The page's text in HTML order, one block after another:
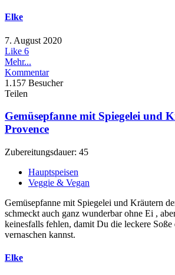
Elke
7. August 2020
Like 6
Mehr...
Kommentar
1.157 Besucher
Teilen
Gemüsepfanne mit Spiegelei und
Provence
Zubereitungsdauer: 45
Hauptspeisen
Veggie & Vegan
Gemüsepfanne mit Spiegelei und Kräutern
schmeckt auch ganz wunderbar ohne Ei ,
keinesfalls fehlen, damit Du die leckere Soße
vernaschen kannst.
Elke